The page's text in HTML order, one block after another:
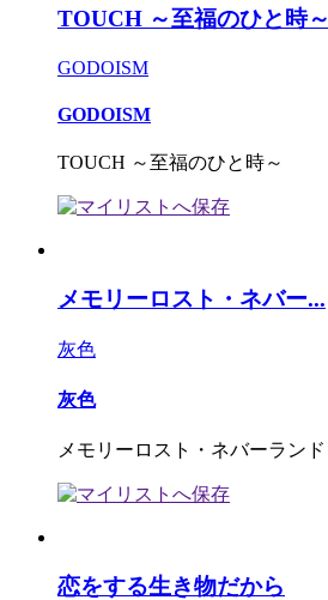
TOUCH ～至福のひと時～
GODOISM
GODOISM
TOUCH ～至福のひと時～
メモリーロスト・ネバー...
灰色
灰色
メモリーロスト・ネバーランド
恋をする生き物だから